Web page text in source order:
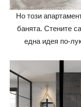
Но този
банята. Стените
една идея по-